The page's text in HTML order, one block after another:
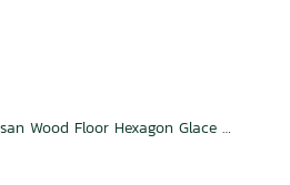
Artisan Wood Floor Hexagon Glace Weave